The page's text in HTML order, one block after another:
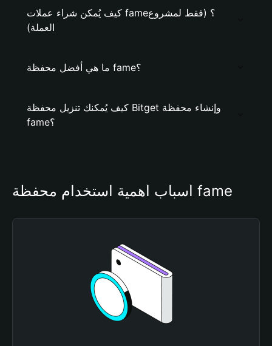
كيف يُمكن شراء عملات fame؟ (فقط لمشروع
العملة)
ما هي أفضل محفظة fame؟
كيف يُمكنك تنزيل محفظة Bitget وإنشاء محفظة
fame؟
أسباب أهمية استخدام محفظة fame